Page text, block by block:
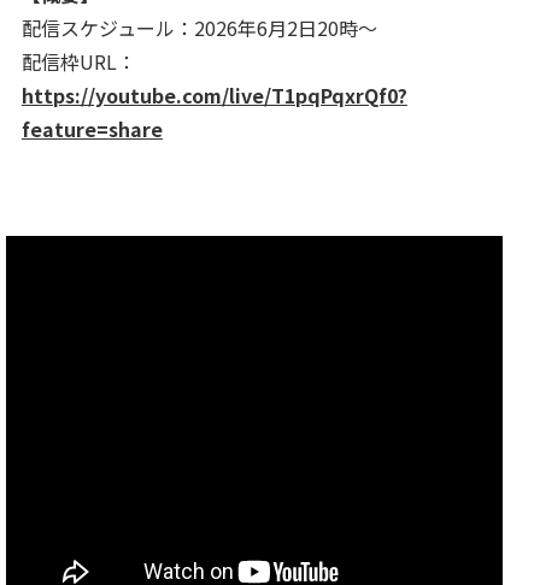
配信スケジュール：2026年6月2日20時～
配信枠URL：
https://youtube.com/live/T1pqPqxrQf0?
feature=share